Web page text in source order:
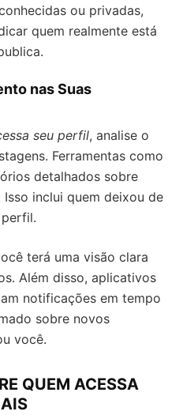
ou privadas,
quem realmente está
nas Suas
seu perfil, analise o
Ferramentas como
detalhados sobre
inclui quem deixou de
terá uma visão clara
Além disso, aplicativos
notificações em tempo
sobre novos
você.
QUEM ACESSA